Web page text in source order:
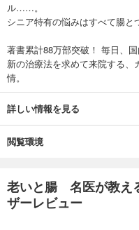
ル……。
シニア特有の悩みはすべて腸と
著書累計88万部突破！ 毎日、
新の治療法を求めて来院する
情。
詳しい情報を見る
閲覧環境
老いと腸 名医が教え
ザーレビュー